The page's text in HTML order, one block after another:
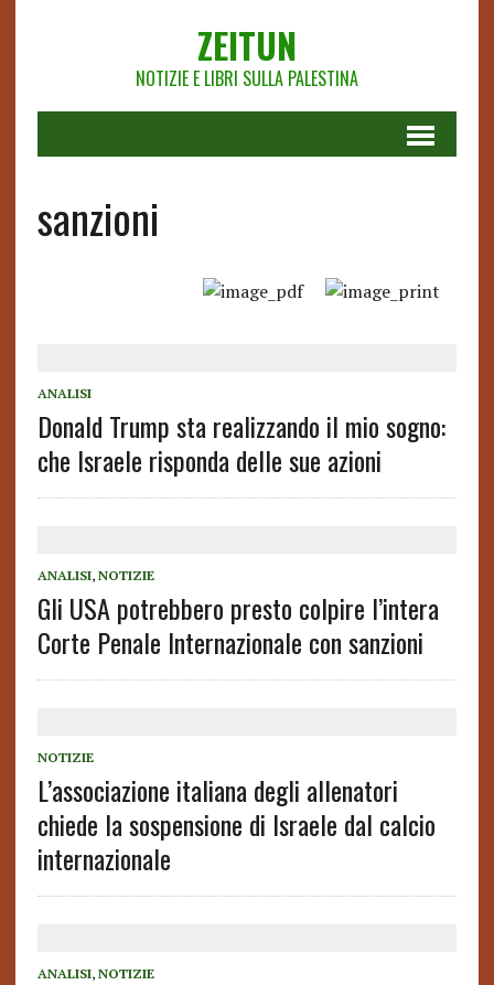
ZEITUN
NOTIZIE E LIBRI SULLA PALESTINA
sanzioni
ANALISI
Donald Trump sta realizzando il mio sogno:
che Israele risponda delle sue azioni
ANALISI, NOTIZIE
Gli USA potrebbero presto colpire l’intera
Corte Penale Internazionale con sanzioni
NOTIZIE
L’associazione italiana degli allenatori
chiede la sospensione di Israele dal calcio
internazionale
ANALISI, NOTIZIE